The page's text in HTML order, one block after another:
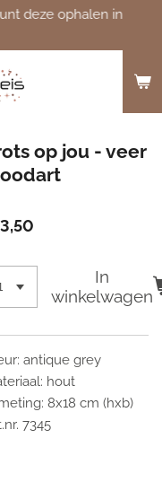
deze ophalen in
op jou - veer
In
winkelwagen
antique grey
hout
8x18 cm (hxb)
7345